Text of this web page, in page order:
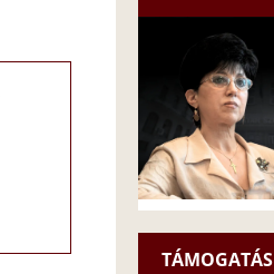
TÁMOGATÁS